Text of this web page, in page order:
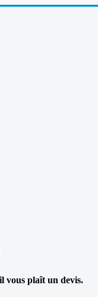
vous plaît un devis.